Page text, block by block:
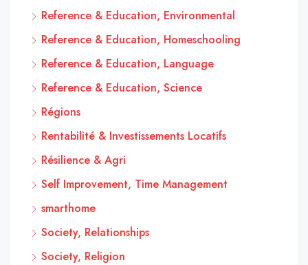
Reference & Education, Environmental
Reference & Education, Homeschooling
Reference & Education, Language
Reference & Education, Science
Régions
Rentabilité & Investissements Locatifs
Résilience & Agri
Self Improvement, Time Management
smarthome
Society, Relationships
Society, Religion